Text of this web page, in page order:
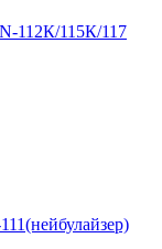
115К/117